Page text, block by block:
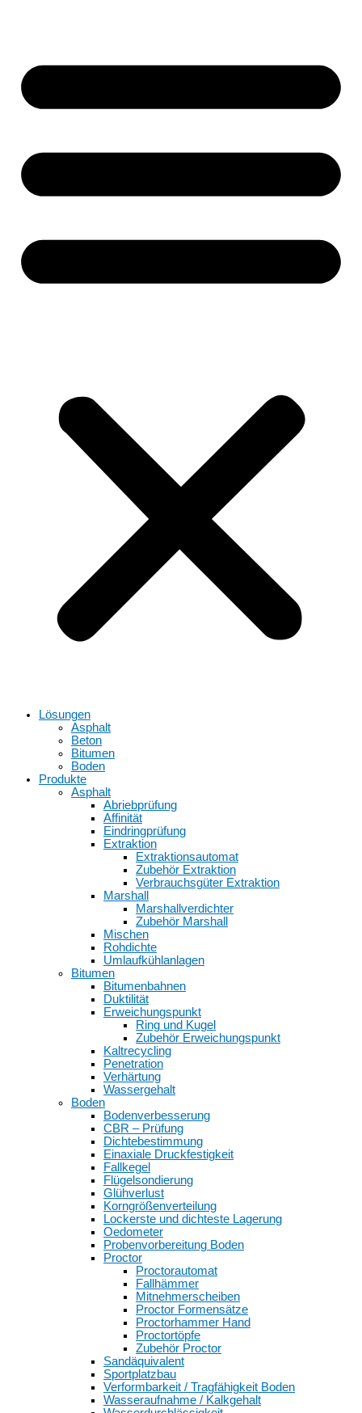
Lösungen
Asphalt
Beton
Bitumen
Boden
Produkte
Asphalt
Abriebprüfung
Affinität
Eindringprüfung
Extraktion
Extraktionsautomat
Zubehör Extraktion
Verbrauchsgüter Extraktion
Marshall
Marshallverdichter
Zubehör Marshall
Mischen
Rohdichte
Umlaufkühlanlagen
Bitumen
Bitumenbahnen
Duktilität
Erweichungspunkt
Ring und Kugel
Zubehör Erweichungspunkt
Kaltrecycling
Penetration
Verhärtung
Wassergehalt
Boden
Bodenverbesserung
CBR – Prüfung
Dichtebestimmung
Einaxiale Druckfestigkeit
Fallkegel
Flügelsondierung
Glühverlust
Korngrößenverteilung
Lockerste und dichteste Lagerung
Oedometer
Probenvorbereitung Boden
Proctor
Proctorautomat
Fallhämmer
Mitnehmerscheiben
Proctor Formensätze
Proctorhammer Hand
Proctortöpfe
Zubehör Proctor
Sandäquivalent
Sportplatzbau
Verformbarkeit / Tragfähigkeit Boden
Wasseraufnahme / Kalkgehalt